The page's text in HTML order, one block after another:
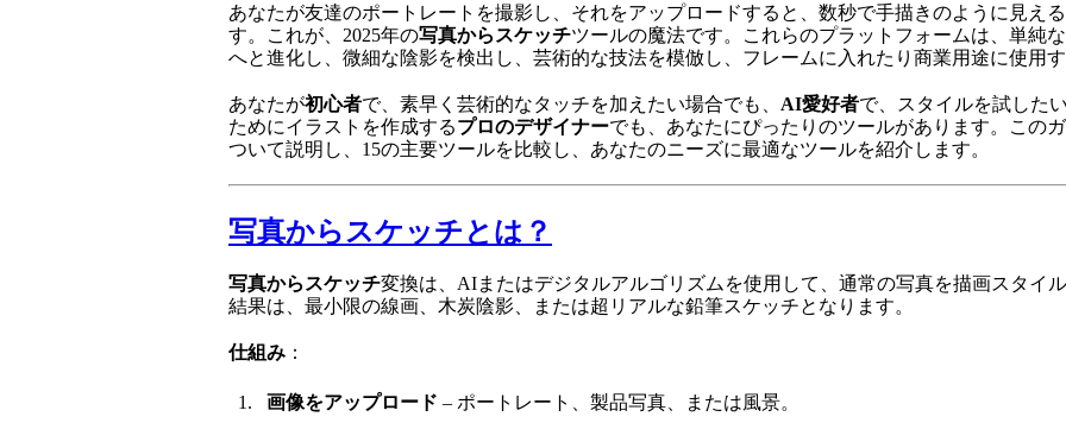
あなたが友達のポートレートを撮影し、それをアップロードすると、数秒で手描きのように見え
す。これが、2025年の写真からスケッチツールの魔法です。これらのプラットフォームは、単純
へと進化し、微細な陰影を検出し、芸術的な技法を模倣し、フレームに入れたり商業用途に使用
あなたが初心者で、素早く芸術的なタッチを加えたい場合でも、 AI愛好者で、スタイルを試した
ためにイラストを作成するプロのデザイナーでも、あなたにぴったりのツールがあります。この
ついて説明し、15の主要ツールを比較し、あなたのニーズに最適なツールを紹介します。
写真からスケッチとは？
写真からスケッチ変換は、AIまたはデジタルアルゴリズムを使用して、通常の写真を描画スタイ
結果は、最小限の線画、木炭陰影、または超リアルな鉛筆スケッチとなります。
仕組み ：
画像をアップロード – ポートレート、製品写真、または風景。